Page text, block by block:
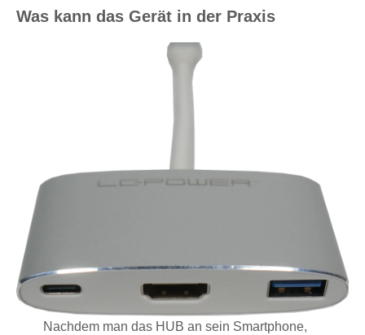
Was kann das Gerät in der Praxis
Nachdem man das HUB an sein Smartphone,